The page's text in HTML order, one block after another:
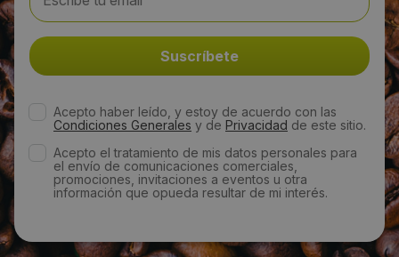
agomez@ambientmedia.es
Horario de contacto:
Comercial
3038
Acepto haber leído, y estoy de acuerdo con las
Condiciones Generales y de Privacidad de este sitio.
Acepto el tratamiento de mis datos personales para
el envío de comunicaciones comerciales,
promociones, invitaciones a eventos u otra
información que opueda resultar de mi interés.